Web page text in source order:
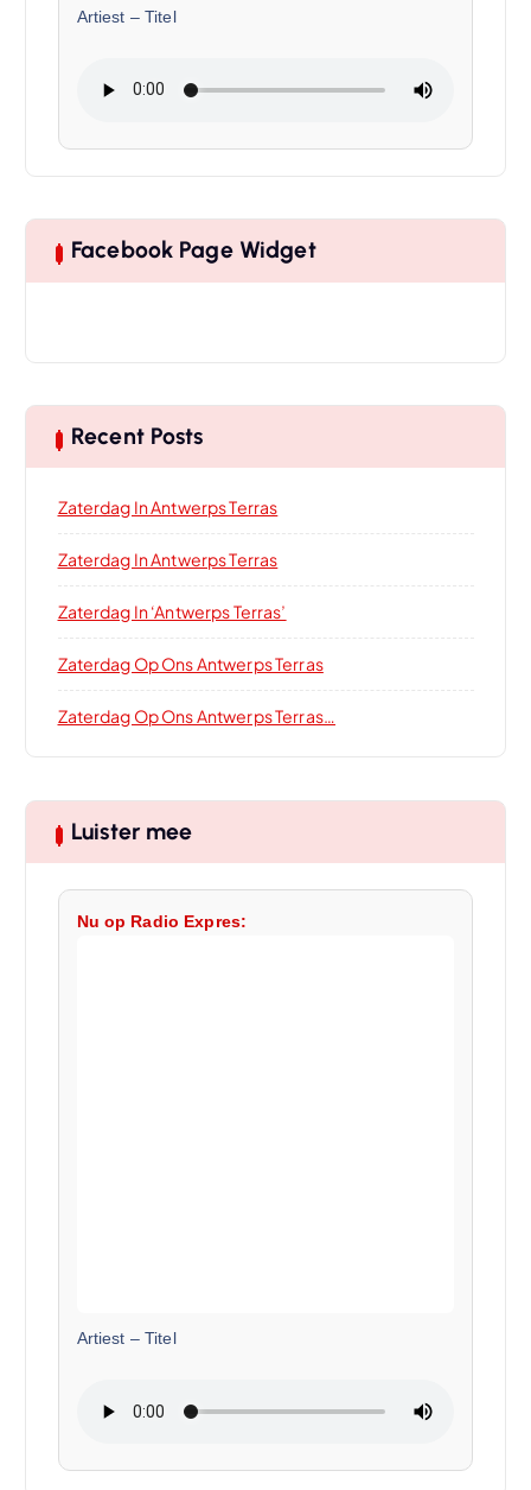
Artiest – Titel
Facebook Page Widget
Recent Posts
Zaterdag In Antwerps Terras
Zaterdag In Antwerps Terras
Zaterdag In ‘Antwerps Terras’
Zaterdag Op Ons Antwerps Terras
Zaterdag Op Ons Antwerps Terras…
Luister mee
Nu op Radio Expres:
Artiest – Titel